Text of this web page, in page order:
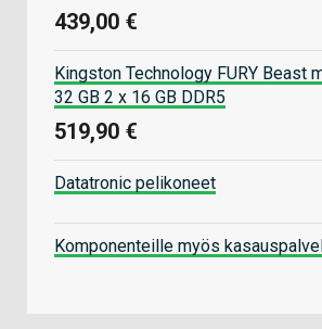
439,00 €
Kingston Technology FURY Beast
32 GB 2 x 16 GB DDR5
519,90 €
Datatronic pelikoneet
Komponenteille myös